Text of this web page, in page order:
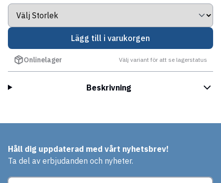
Lägg till i varukorgen
Onlinelager Välj variant för att se lagerstatus
Beskrivning
Håll dig uppdaterad med vårt nyhetsbrev!
Ta del av erbjudanden och nyheter.